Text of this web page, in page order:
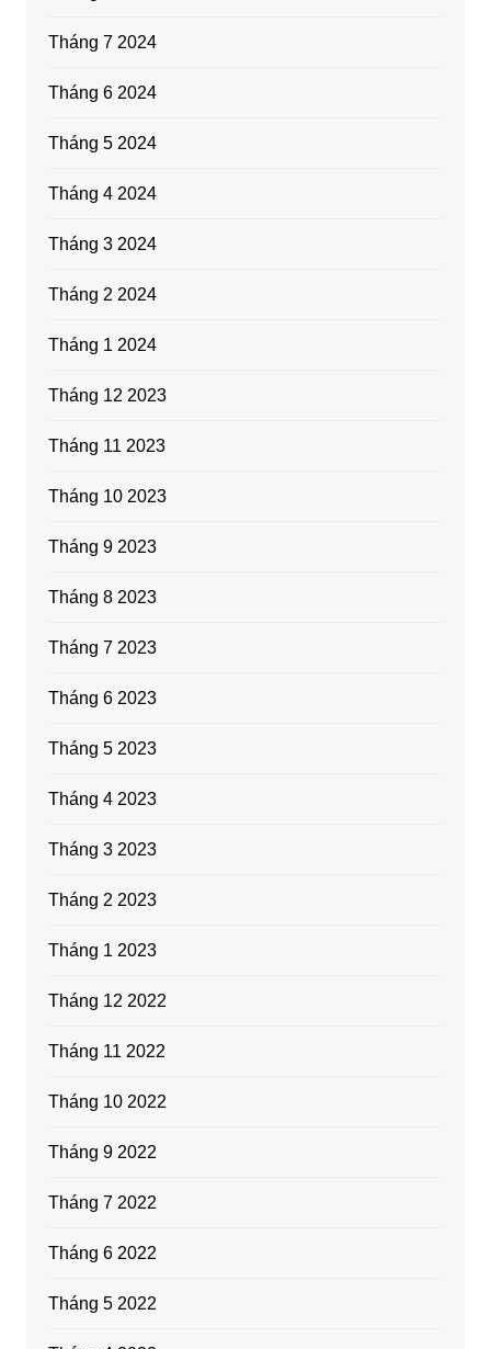
Tháng 7 2024
Tháng 6 2024
Tháng 5 2024
Tháng 4 2024
Tháng 3 2024
Tháng 2 2024
Tháng 1 2024
Tháng 12 2023
Tháng 11 2023
Tháng 10 2023
Tháng 9 2023
Tháng 8 2023
Tháng 7 2023
Tháng 6 2023
Tháng 5 2023
Tháng 4 2023
Tháng 3 2023
Tháng 2 2023
Tháng 1 2023
Tháng 12 2022
Tháng 11 2022
Tháng 10 2022
Tháng 9 2022
Tháng 7 2022
Tháng 6 2022
Tháng 5 2022